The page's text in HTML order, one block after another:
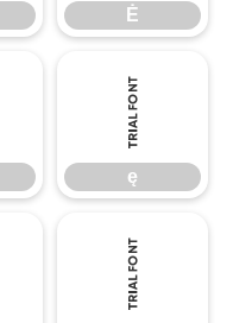
Ė
ę
ę
Ĝ